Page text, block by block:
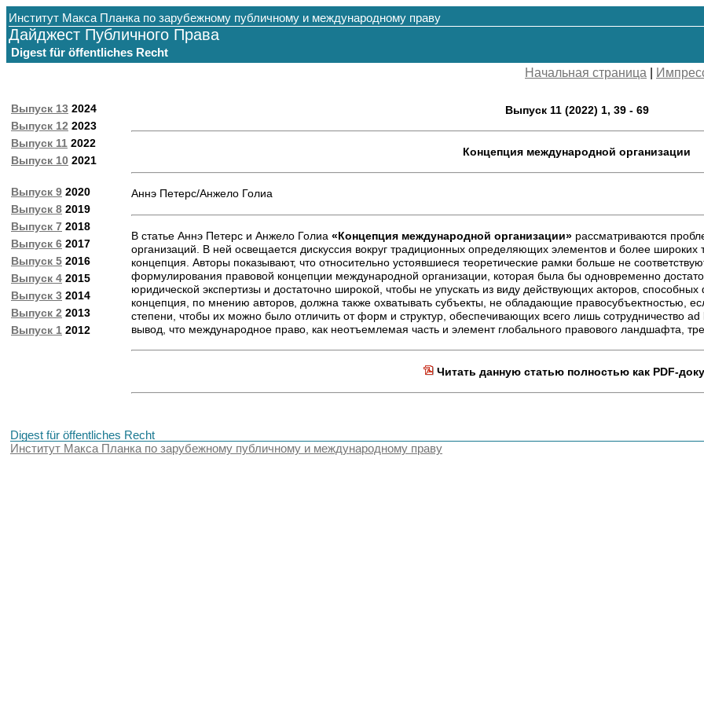
Институт Макса Планка по зарубежному публичному и международному праву
Дайджест Публичного Права
Digest für öffentliches Recht
Начальная страница
Выпуск 13 2024
Выпуск 12 2023
Выпуск 11 2022
Выпуск 10 2021
Выпуск 9 2020
Выпуск 8 2019
Выпуск 7 2018
Выпуск 6 2017
Выпуск 5 2016
Выпуск 4 2015
Выпуск 3 2014
Выпуск 2 2013
Выпуск 1 2012
Выпуск 11 (2022) 1, 39 - 69
Концепция международной организации
Аннэ Петерс/Анжело Голиа
В статье Аннэ Петерс и Анжело Голиа «Концепция международной организации» рассматриваются
организаций. В ней освещается дискуссия вокруг традиционных определяющих элементов и более широких
концепция. Авторы показывают, что относительно устоявшиеся теоретические рамки больше не
формулирования правовой концепции международной организации, которая была бы одновременно
юридической экспертизы и достаточно широкой, чтобы не упускать из виду действующих акторов,
концепция, по мнению авторов, должна также охватывать субъекты, не обладающие правосубъектностью,
степени, чтобы их можно было отличить от форм и структур, обеспечивающих всего лишь сотрудничество
вывод, что международное право, как неотъемлемая часть и элемент глобального правового ландшафта,
Читать данную статью полностью как PDF-
Digest für öffentliches Recht
Институт Макса Планка по зарубежному публичному и международному праву